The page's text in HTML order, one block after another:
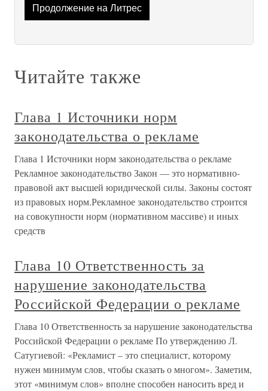
Продолжение на Литрес
Читайте также
Глава 1 Источники норм
законодательства о рекламе
Глава 1 Источники норм законодательства о рекламе
Рекламное законодательство Закон — это нормативно-
правовой акт высшей юридической силы. Законы состоят
из правовых норм.Рекламное законодательство строится
на совокупности норм (нормативном массиве) и иных
средств
Глава 10 Ответственность за
нарушение законодательства
Российской Федерации о рекламе
Глава 10 Ответственность за нарушение законодательства
Российской Федерации о рекламе По утверждению Л.
Сатугиевой: «Рекламист – это специалист, которому
нужен минимум слов, чтобы сказать о многом». Заметим,
этот «минимум слов» вполне способен наносить вред и